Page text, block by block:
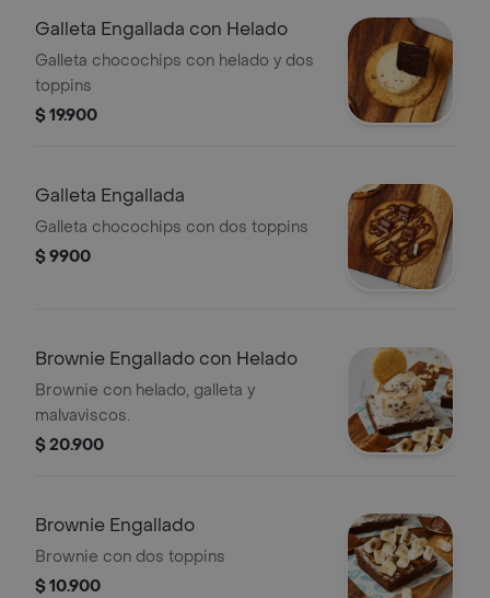
Galleta Engallada con Helado
Galleta chocochips con helado y dos
toppins
$ 19.900
Galleta Engallada
Galleta chocochips con dos toppins
$ 9900
Brownie Engallado con Helado
Brownie con helado, galleta y
malvaviscos.
$ 20.900
Brownie Engallado
Brownie con dos toppins
$ 10.900